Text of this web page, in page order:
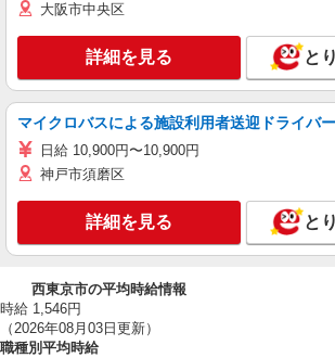
大阪市中央区
詳細を見る と
マイクロバスによる施設利用者送迎ドライバー
日給 10,900円〜10,900円
神戸市須磨区
詳細を見る と
西東京市の平均時給情報
時給 1,546円
（2026年08月03日更新）
職種別平均時給